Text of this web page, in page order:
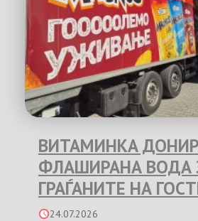
ВИТАМИНКА
ФЛАШИРАНА ВОДА
ГРАЃАНИТЕ НА
24.07.2026